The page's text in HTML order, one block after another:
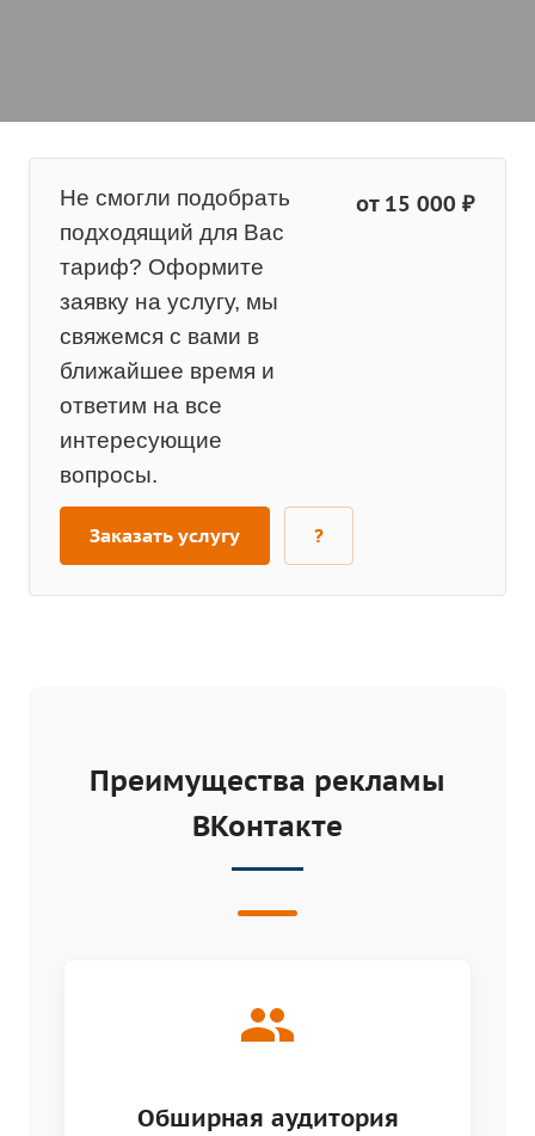
Не смогли подобрать
подходящий для Вас
тариф? Оформите
заявку на услугу, мы
свяжемся с вами в
ближайшее время и
ответим на все
интересующие
вопросы.
от 15 000 ₽
Заказать услугу ?
Преимущества рекламы
ВКонтакте
Обширная аудитория